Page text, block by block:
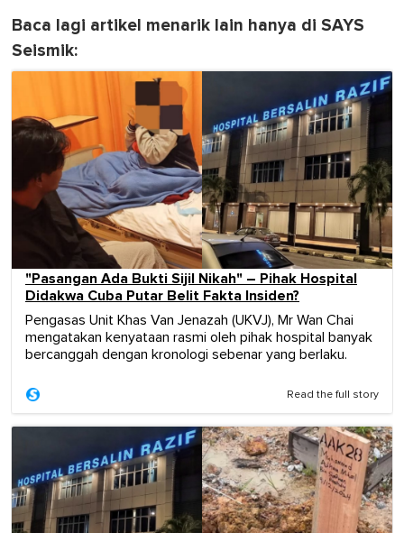
Baca lagi artikel menarik lain hanya di SAYS
Seismik:
"Pasangan Ada Bukti Sijil Nikah" – Pihak Hospital
Didakwa Cuba Putar Belit Fakta Insiden?
Pengasas Unit Khas Van Jenazah (UKVJ), Mr Wan Chai
mengatakan kenyataan rasmi oleh pihak hospital banyak
bercanggah dengan kronologi sebenar yang berlaku.
Read the full story